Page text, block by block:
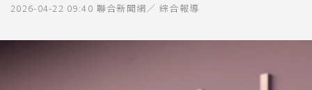
2026-04-22 09:40 聯合新聞網／ 綜合報導